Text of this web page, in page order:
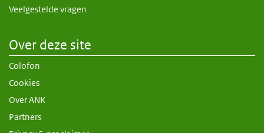
Veelgestelde vragen
Over deze site
Colofon
Cookies
Over ANK
Partners